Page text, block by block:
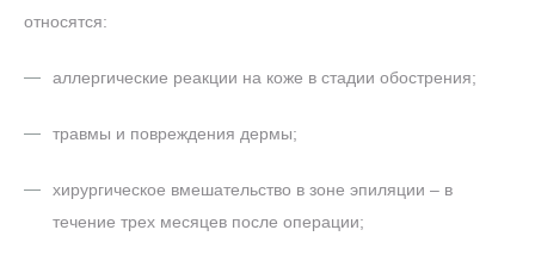
относятся:
аллергические реакции на коже в стадии обострения;
травмы и повреждения дермы;
хирургическое вмешательство в зоне эпиляции – в
течение трех месяцев после операции;